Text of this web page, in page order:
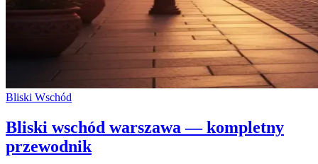
Bliski Wschód
Bliski wschód warszawa — kompletny
przewodnik